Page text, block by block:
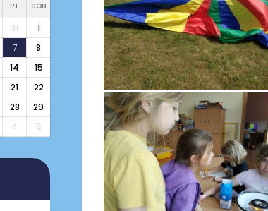
PT SOB
31
1
7
8
14
15
21
22
28
29
4 5